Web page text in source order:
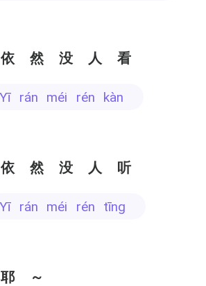
依然没人看
yī rán méi rén kàn
依然没人听
yī rán méi rén tīng
耶～